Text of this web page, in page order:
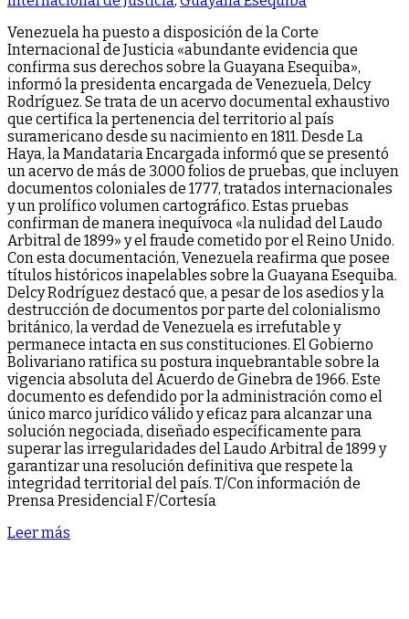
Venezuela ha puesto a disposición de la Corte
Internacional de Justicia «abundante evidencia que
confirma sus derechos sobre la Guayana Esequiba»,
informó la presidenta encargada de Venezuela, Delcy
Rodríguez. Se trata de un acervo documental exhaustivo
que certifica la pertenencia del territorio al país
suramericano desde su nacimiento en 1811. Desde La
Haya, la Mandataria Encargada informó que se presentó
un acervo de más de 3.000 folios de pruebas, que incluyen
documentos coloniales de 1777, tratados internacionales
y un prolífico volumen cartográfico. Estas pruebas
confirman de manera inequívoca «la nulidad del Laudo
Arbitral de 1899» y el fraude cometido por el Reino Unido.
Con esta documentación, Venezuela reafirma que posee
títulos históricos inapelables sobre la Guayana Esequiba.
Delcy Rodríguez destacó que, a pesar de los asedios y la
destrucción de documentos por parte del colonialismo
británico, la verdad de Venezuela es irrefutable y
permanece intacta en sus constituciones. El Gobierno
Bolivariano ratifica su postura inquebrantable sobre la
vigencia absoluta del Acuerdo de Ginebra de 1966. Este
documento es defendido por la administración como el
único marco jurídico válido y eficaz para alcanzar una
solución negociada, diseñado específicamente para
superar las irregularidades del Laudo Arbitral de 1899 y
garantizar una resolución definitiva que respete la
integridad territorial del país. T/Con información de
Prensa Presidencial F/Cortesía
Leer más